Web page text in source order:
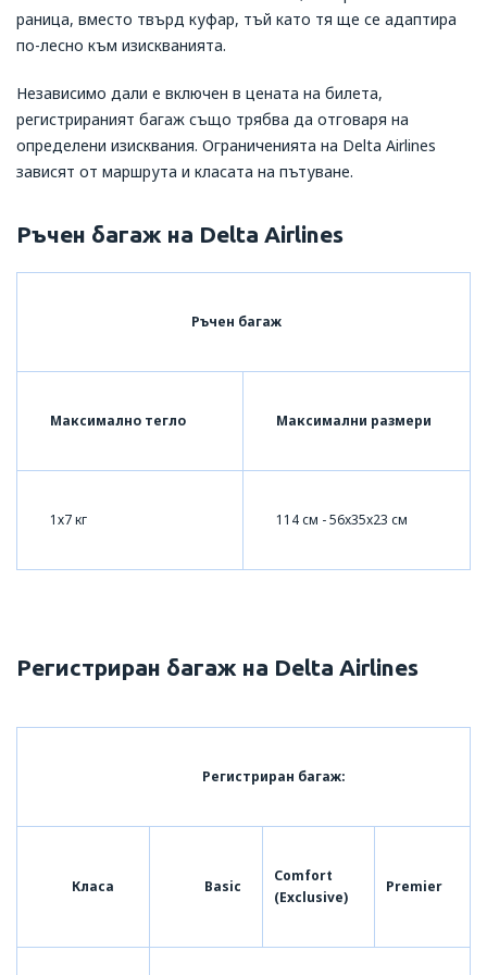
раница, вместо твърд куфар, тъй като тя ще се адаптира
по-лесно към изискванията.
Независимо дали е включен в цената на билета,
регистрираният багаж също трябва да отговаря на
определени изисквания. Ограниченията на Delta Airlines
зависят от маршрута и класата на пътуване.
Ръчен багаж на Delta Airlines
Ръчен багаж
Максимално тегло Максимални размери
1х7 кг 114 см - 56x35x23 см
Регистриран багаж на Delta Airlines
Регистриран багаж:
Класа Basic
Comfort
(Exclusive)
Premier